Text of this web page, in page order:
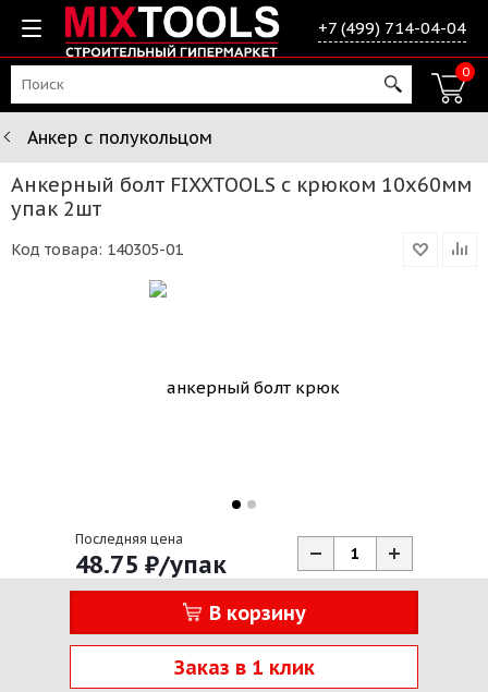
+7 (499) 714-04-04
0
Анкер с полукольцом
Анкерный болт FIXXTOOLS с крюком 10х60мм
упак 2шт
Код товара: 140305-01
Последняя цена
48.75 ₽/упак
В корзину
Заказ в 1 клик